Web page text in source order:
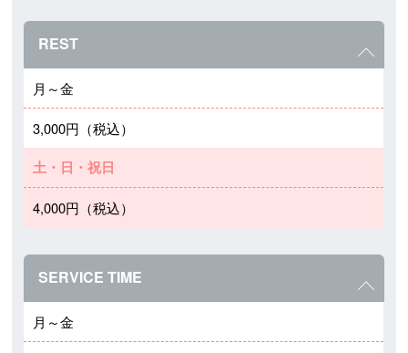
REST
月～金
3,000円（税込）
土・日・祝日
4,000円（税込）
SERVICE TIME
月～金